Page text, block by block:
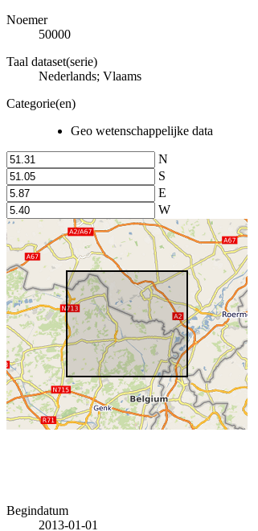
Noemer
50000
Taal dataset(serie)
Nederlands; Vlaams
Categorie(en)
Geo wetenschappelijke data
N
S
E
W
Begindatum
2013-01-01